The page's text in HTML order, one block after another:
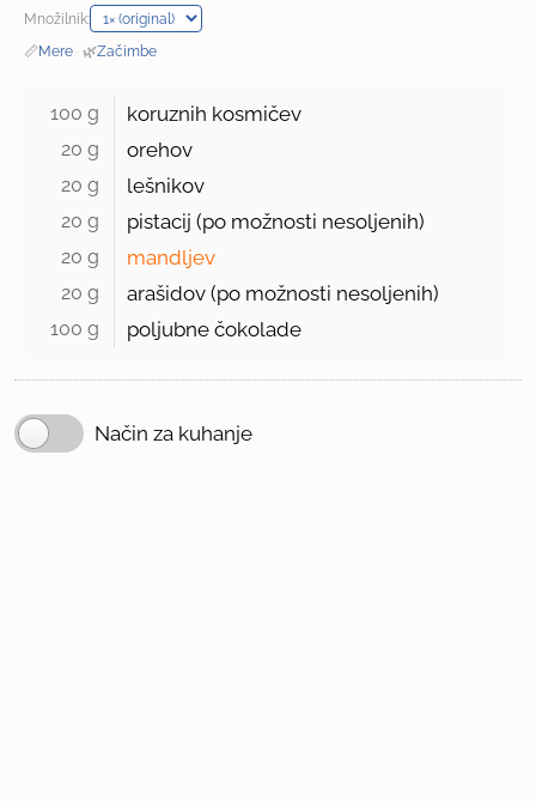
Množilnik:
📏Mere · 🌿Začimbe
100 g koruznih kosmičev
20 g orehov
20 g lešnikov
20 g pistacij (po možnosti nesoljenih)
20 g mandljev
20 g arašidov (po možnosti nesoljenih)
100 g poljubne čokolade
Način za kuhanje